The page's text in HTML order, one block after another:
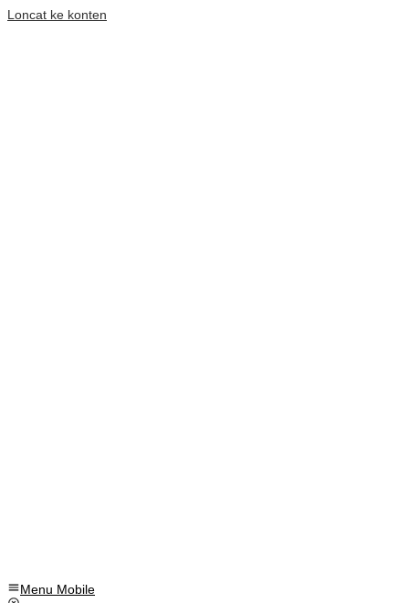
Loncat ke konten
Menu Mobile